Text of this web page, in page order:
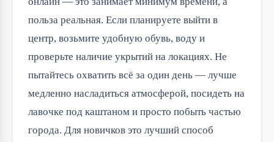
польза реальная. Если планируете выйти в
центр, возьмите удобную обувь, воду и
проверьте наличие укрытий на локациях. Не
пытайтесь охватить всё за один день — лучше
медленно насладиться атмосферой, посидеть на
лавочке под каштаном и просто побыть частью
города. Для новичков это лучший способ